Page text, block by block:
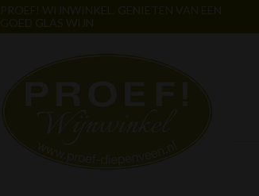
PROEF! WIJNWINKEL. GENIETEN VAN EEN
GOED GLAS WIJN